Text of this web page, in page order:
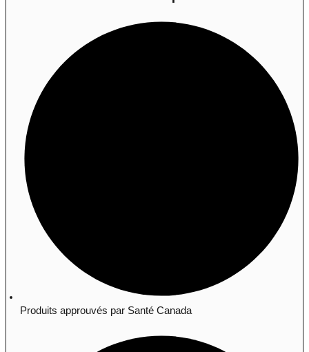
Produits approuvés par Santé Canada